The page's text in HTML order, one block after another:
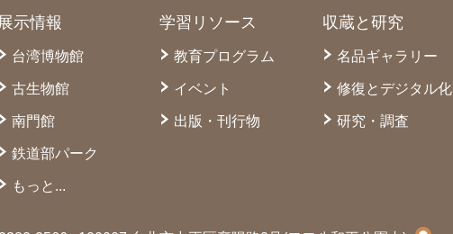
展示情報
台湾博物館
古生物館
南門館
鉄道部パーク
もっと...
学習リソース
教育プログラム
イベント
出版・刊行物
収蔵と研究
名品ギャラリー
修復とデジタル化
研究・調査